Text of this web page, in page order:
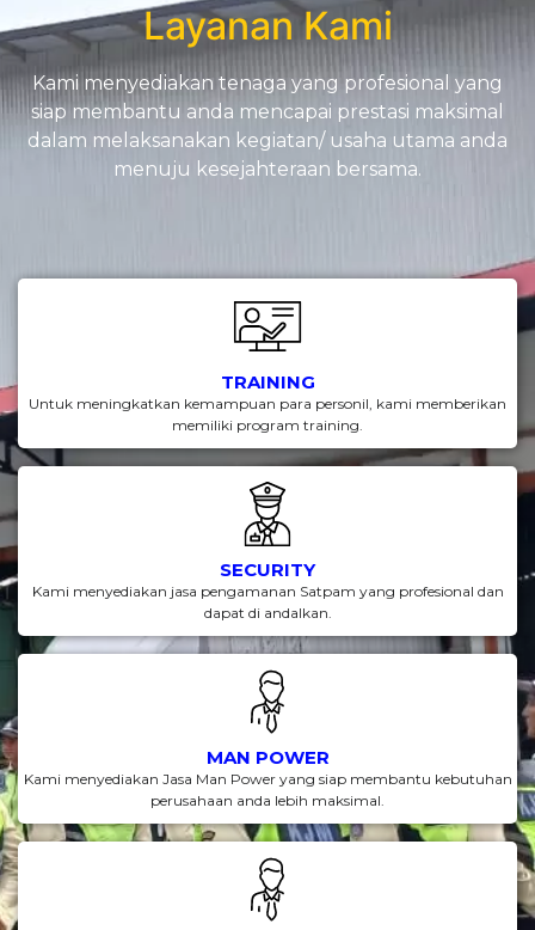
Layanan Kami
Kami menyediakan tenaga yang profesional yang
siap membantu anda mencapai prestasi maksimal
dalam melaksanakan kegiatan/ usaha utama anda
menuju kesejahteraan bersama.
TRAINING
Untuk meningkatkan kemampuan para personil, kami memberikan
memiliki program training.
SECURITY
Kami menyediakan jasa pengamanan Satpam yang profesional dan
dapat di andalkan.
MAN POWER
Kami menyediakan Jasa Man Power yang siap membantu kebutuhan
perusahaan anda lebih maksimal.